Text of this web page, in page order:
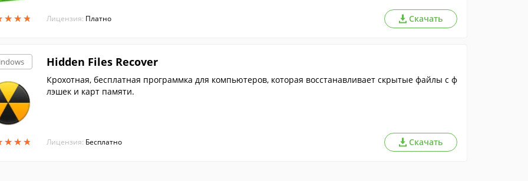
★★★
★★★ Лицензия: Платно Скачать
★★★
★★★
Hidden Files Recover
Крохотная, бесплатная программка для компьютеров, которая восстанавливает скрытые файлы с ф
лэшек и карт памяти.
Лицензия: Бесплатно Скачать